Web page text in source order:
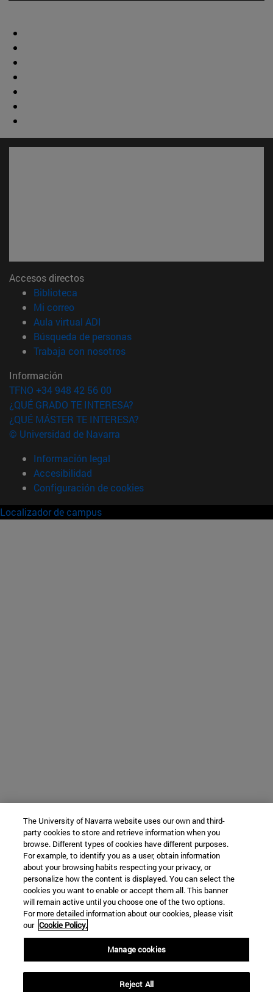
Accesos directos
Biblioteca
Mi correo(abre en nueva ventana)
Aula virtual ADI
Búsqueda de personas(abre en nueva ventana)
Trabaja con nosotros(abre en nueva ventana)
Información
TFNO +34 948 42 56 00
¿QUÉ GRADO TE INTERESA?
¿QUÉ MÁSTER TE INTERESA?
© Universidad de Navarra
Información legal
Accesibilidad
Configuración de cookies
Localizador de campus
The University of Navarra website uses our own and third-
party cookies to store and retrieve information when you
browse. Different types of cookies have different purposes.
For example, to identify you as a user, obtain information
about your browsing habits respecting your privacy, or
personalize how the content is displayed. You can select the
cookies you want to enable or accept them all. This banner
will remain active until you choose one of the two options.
For more detailed information about our cookies, please visit
our Cookie Policy.
Manage cookies
Reject All